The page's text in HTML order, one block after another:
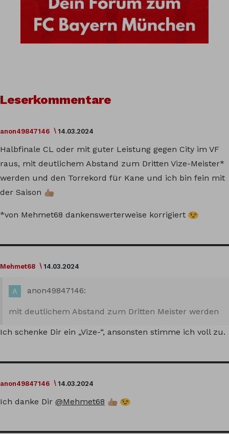
Leserkommentare
anon49847146 14.03.2024
Halbfinale CL oder mit guter Leistung gegen City im VF
raus, mit deutlichem Abstand zum Dritten Vize-Meister*
werden und den Torrekord für Kane und ich bin fein mit
der Saison
*von Mehmet68 dankenswerterweise korrigiert
Mehmet68 14.03.2024
anon49847146:
mit deutlichem Abstand zum Dritten Meister werden
Ich schenke Dir ein „Vize-“, ansonsten stimme ich voll zu.
anon49847146 14.03.2024
Ich danke Dir @Mehmet68